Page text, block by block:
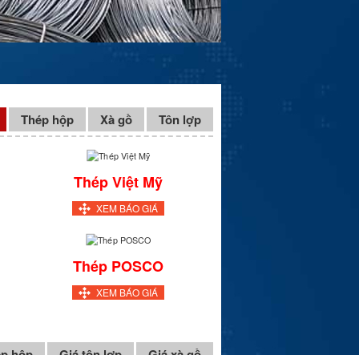
Thép hộp Xà gồ Tôn lợp
Thép Việt Mỹ
XEM BÁO GIÁ
Thép POSCO
XEM BÁO GIÁ